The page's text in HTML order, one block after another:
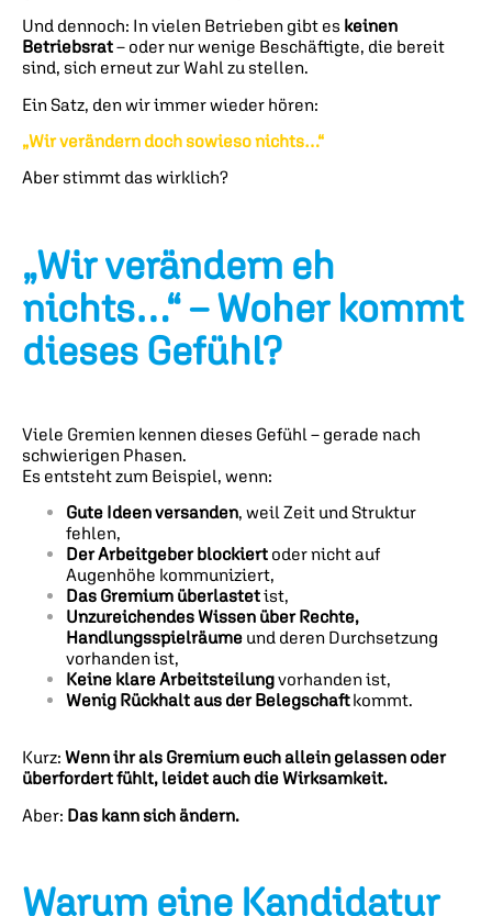
Und dennoch: In vielen Betrieben gibt es keinen
Betriebsrat– oder nur wenige Beschäftigte, die bereit
sind, sich erneut zur Wahl zu stellen.
Ein Satz, den wir immer wieder hören:
„Wir verändern doch sowieso nichts…“
Aber stimmt das wirklich?
„Wir verändern eh
nichts…“ – Woher kommt
dieses Gefühl?
Viele Gremien kennen dieses Gefühl – gerade nach
schwierigen Phasen.
Es entsteht zum Beispiel, wenn:
Gute Ideen versanden, weil Zeit und Struktur
fehlen,
Der Arbeitgeber blockiert oder nicht auf
Augenhöhe kommuniziert,
Das Gremium überlastetist,
Unzureichendes Wissen über Rechte,
Handlungsspielräume und deren Durchsetzung
vorhanden ist,
Keine klare Arbeitsteilungvorhanden ist,
Wenig Rückhalt aus der Belegschaftkommt.
Kurz: Wenn ihr als Gremium euch allein gelassen oder
überfordert fühlt, leidet auch die Wirksamkeit.
Aber: Das kann sich ändern.
Warum eine Kandidatur